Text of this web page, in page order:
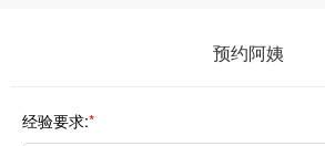
预约阿姨
经验要求:*